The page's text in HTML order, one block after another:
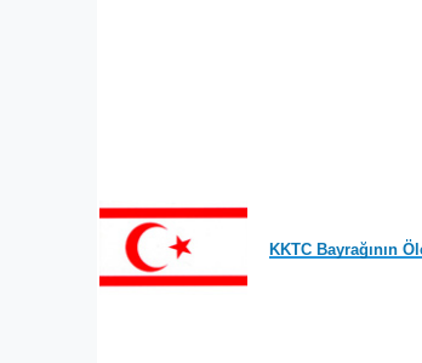
KKTC Bayrağının